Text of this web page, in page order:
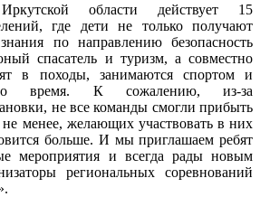
области действует 15
где дети не только получают
по направлению безопасность
спасатель и туризм, а совместно
в походы, занимаются спортом и
время. К сожалению, из-за
не все команды смогли прибыть
менее, желающих участвовать в них
больше. И мы приглашаем ребят
мероприятия и всегда рады новым
региональных соревнований